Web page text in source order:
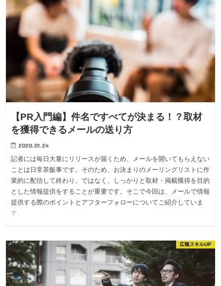
【PR入門編】件名ですべてが決まる！？取材
を獲得できるメールの送り方
2020.01.24
記者には毎日大量にリリースが届くため、メールを開いてもらえない
ことは日常茶飯事です。そのため、お決まりのメーリングリストに作
業的に配信して終わり、ではなく、しっかりと取材・掲載獲得を目的
とした情報提供をすることが重要です。そこで今回は、メールで情報
提供する際のポイントとアフターフォローについてご紹介していま
す。
広報スキルUP